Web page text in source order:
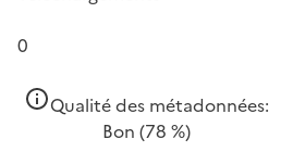
0
Qualité des métadonnées:
Bon (78 %)